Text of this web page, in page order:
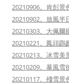
20210906。肯彭景
20210902。放風
20210303。大佩爾
20210221。鳳頭鸊
20210213。冰雪美
20210209。暴風
20210117。殘雪